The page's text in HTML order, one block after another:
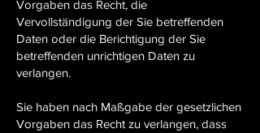
Vorgaben das Recht, die
Vervollständigung der Sie betreffenden
Daten oder die Berichtigung der Sie
betreffenden unrichtigen Daten zu
verlangen.
Sie haben nach Maßgabe der gesetzlichen
Vorgaben das Recht zu verlangen, dass